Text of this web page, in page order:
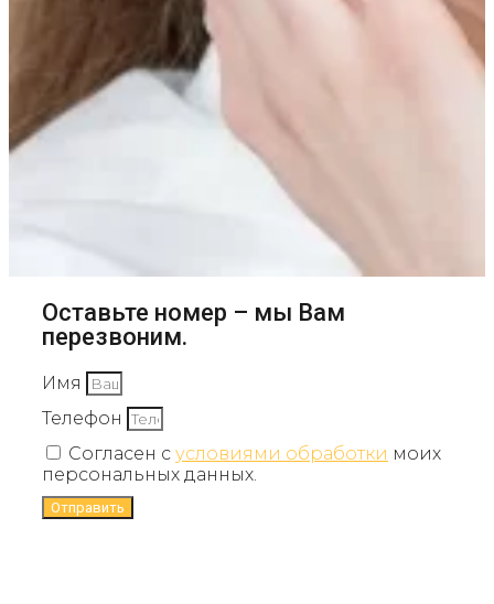
Оставьте номер – мы Вам
перезвоним.
Имя
Телефон
Согласен с условиями обработки моих
персональных данных.
Отправить